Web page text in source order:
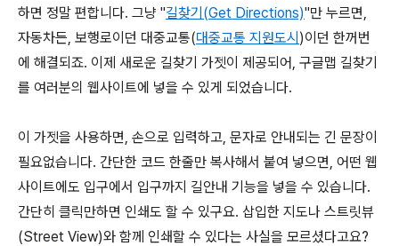
하면 정말 편합니다. 그냥 "길찾기(Get Directions)"만 누르면,
자동차든, 보행로이던 대중교통(대중교통 지원도시 )이던 한꺼번
에 해결되죠. 이제 새로운 길찾기 가젯이 제공되어, 구글맵 길찾기
를 여러분의 웹사이트에 넣을 수 있게 되었습니다.
이 가젯을 사용하면, 손으로 입력하고, 문자로 안내되는 긴 문장이
필요없습니다. 간단한 코드 한줄만 복사해서 붙여 넣으면, 어떤 웹
사이트에도 입구에서 입구까지 길안내 기능을 넣을 수 있습니다.
간단히 클릭만하면 인쇄도 할 수 있구요. 삽입한 지도나 스트릿뷰
(Street View)와 함께 인쇄할 수 있다는 사실을 모르셨다고요?